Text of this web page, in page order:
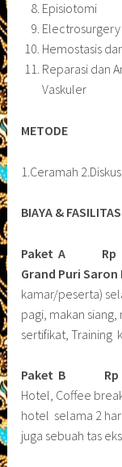
Episiotomi
Electrosurgery
Hemostasis
Reparasi dan
Vaskuler
METODE
1.Ceramah
BIAYA & FASILITAS
Paket A Rp
Grand Puri
kamar/peserta)
pagi, makan
sertifikat, Training
Paket B Rp
Hotel, Coffee
hotel selama 2
juga sebuah tas